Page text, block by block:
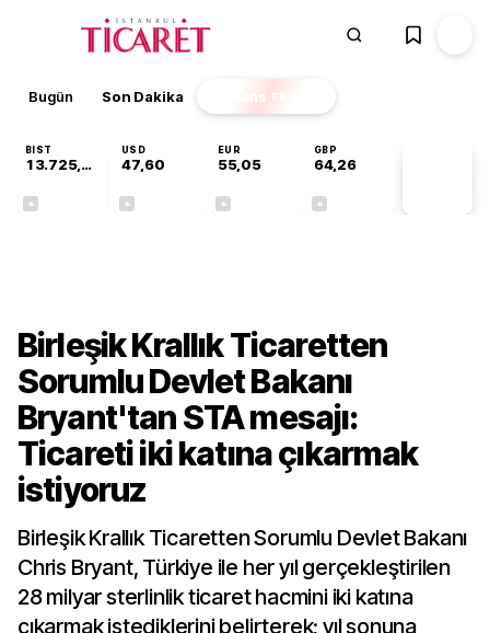
Bugün Son Dakika Finans EKSTRA
BIST
13.725,19
USD
47,60
EUR
55,05
GBP
64,26
Birleşik Krallık Ticaretten
Sorumlu Devlet Bakanı
Bryant'tan STA mesajı:
Ticareti iki katına çıkarmak
istiyoruz
Birleşik Krallık Ticaretten Sorumlu Devlet Bakanı
Chris Bryant, Türkiye ile her yıl gerçekleştirilen
28 milyar sterlinlik ticaret hacmini iki katına
çıkarmak istediklerini belirterek; yıl sonuna